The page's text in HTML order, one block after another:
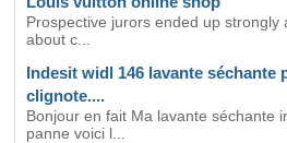
Prospective jurors ended up
about c...
Indesit widl 146 lavante séchante
clignote....
Bonjour en fait Ma lavante séchante
panne voici l...